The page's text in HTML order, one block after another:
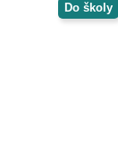
Do školy